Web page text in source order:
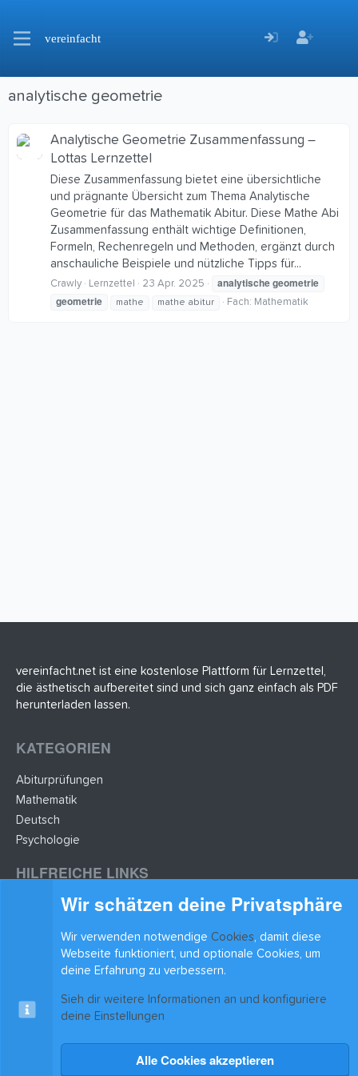
vereinfacht
analytische geometrie
Analytische Geometrie Zusammenfassung –
Lottas Lernzettel
Diese Zusammenfassung bietet eine übersichtliche
und prägnante Übersicht zum Thema Analytische
Geometrie für das Mathematik Abitur. Diese Mathe Abi
Zusammenfassung enthält wichtige Definitionen,
Formeln, Rechenregeln und Methoden, ergänzt durch
anschauliche Beispiele und nützliche Tipps für...
Crawly Lernzettel 23 Apr. 2025 analytischegeometrie
geometrie
mathe mathe abitur Fach: Mathematik
vereinfacht.net ist eine kostenlose Plattform für Lernzettel,
die ästhetisch aufbereitet sind und sich ganz einfach als PDF
herunterladen lassen.
KATEGORIEN
Abiturprüfungen
Mathematik
Deutsch
Psychologie
HILFREICHE LINKS
Lernzettel hochladen
BLEIB AUF DEM LAUFENDEN
xenAwsome-GradientHeader
Kontakt
Wir schätzen deine Privatsphäre
Wir verwenden notwendige Cookies, damit diese
Webseite funktioniert, und optionale Cookies, um
deine Erfahrung zu verbessern.
Sieh dir weitere Informationen an und konfiguriere
deine Einstellungen
Alle Cookies akzeptieren